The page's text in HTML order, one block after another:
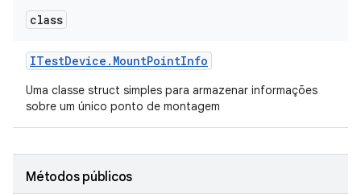
class
ITestDevice . MountPointInfo
Uma classe struct simples para armazenar informações
sobre um único ponto de montagem
Métodos públicos